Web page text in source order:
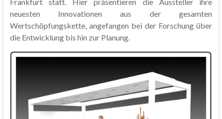
neuesten Innovationen aus der gesamten
Wertschöpfungskette, angefangen bei der Forschung über
die Entwicklung bis hin zur Planung.